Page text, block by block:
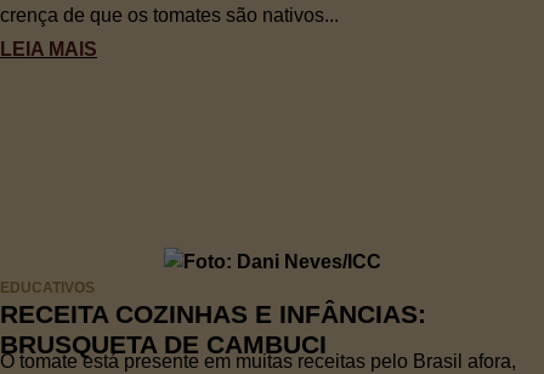
crença de que os tomates são nativos...
LEIA MAIS
EDUCATIVOS
RECEITA COZINHAS E INFÂNCIAS:
BRUSQUETA DE CAMBUCI
O tomate está presente em muitas receitas pelo Brasil afora,